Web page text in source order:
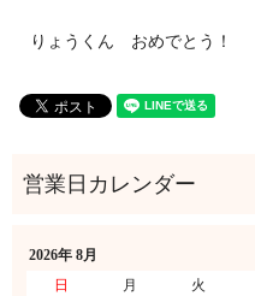
りょうくん おめでとう！
2026年 8月
日
月 火